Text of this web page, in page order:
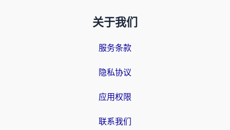
关于我们
服务条款
隐私协议
应用权限
联系我们